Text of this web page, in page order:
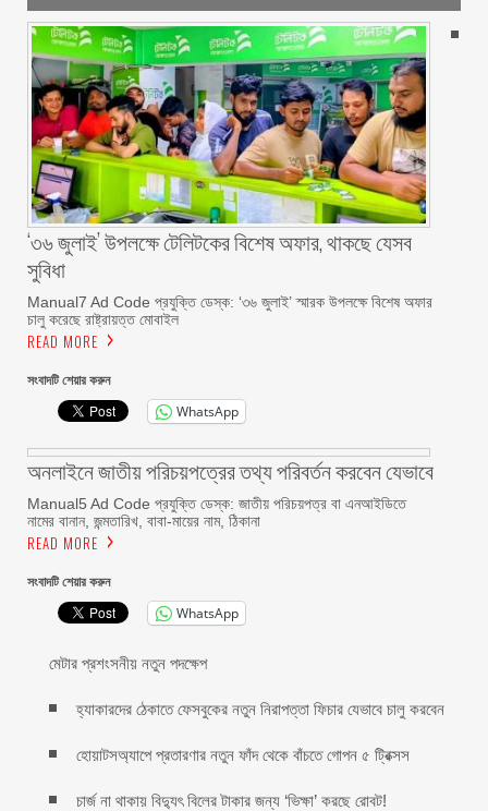
‘৩৬ জুলাই’ উপলক্ষে টেলিটকের বিশেষ অফার, থাকছে যেসব
সুবিধা
Manual7 Ad Code প্রযুক্তি ডেস্ক: ‘৩৬ জুলাই’ স্মারক উপলক্ষে বিশেষ অফার
চালু করেছে রাষ্ট্রায়ত্ত মোবাইল
READ MORE
সংবাদটি শেয়ার করুন
WhatsApp
অনলাইনে জাতীয় পরিচয়পত্রের তথ্য পরিবর্তন করবেন যেভাবে
Manual5 Ad Code প্রযুক্তি ডেস্ক: জাতীয় পরিচয়পত্র বা এনআইডিতে
নামের বানান, জন্মতারিখ, বাবা-মায়ের নাম, ঠিকানা
READ MORE
সংবাদটি শেয়ার করুন
WhatsApp
মেটার প্রশংসনীয় নতুন পদক্ষেপ
হ্যাকারদের ঠেকাতে ফেসবুকের নতুন নিরাপত্তা ফিচার যেভাবে চালু করবেন
হোয়াটসঅ্যাপে প্রতারণার নতুন ফাঁদ থেকে বাঁচতে গোপন ৫ ট্রিক্সস
চার্জ না থাকায় বিদ্যুৎ বিলের টাকার জন্য ‘ভিক্ষা’ করছে রোবট!